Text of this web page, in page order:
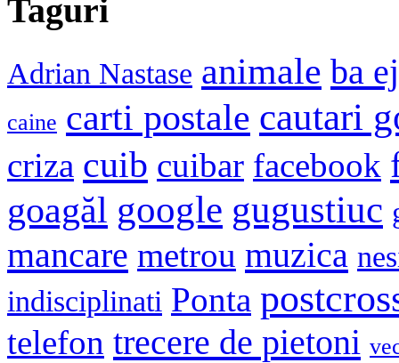
Taguri
Adrian Nastase animale ba
caine carti postale cautari
criza cuib cuibar facebook
goagăl google gugustiuc
mancare metrou muzica
indisciplinati Ponta
telefon trecere de pietoni